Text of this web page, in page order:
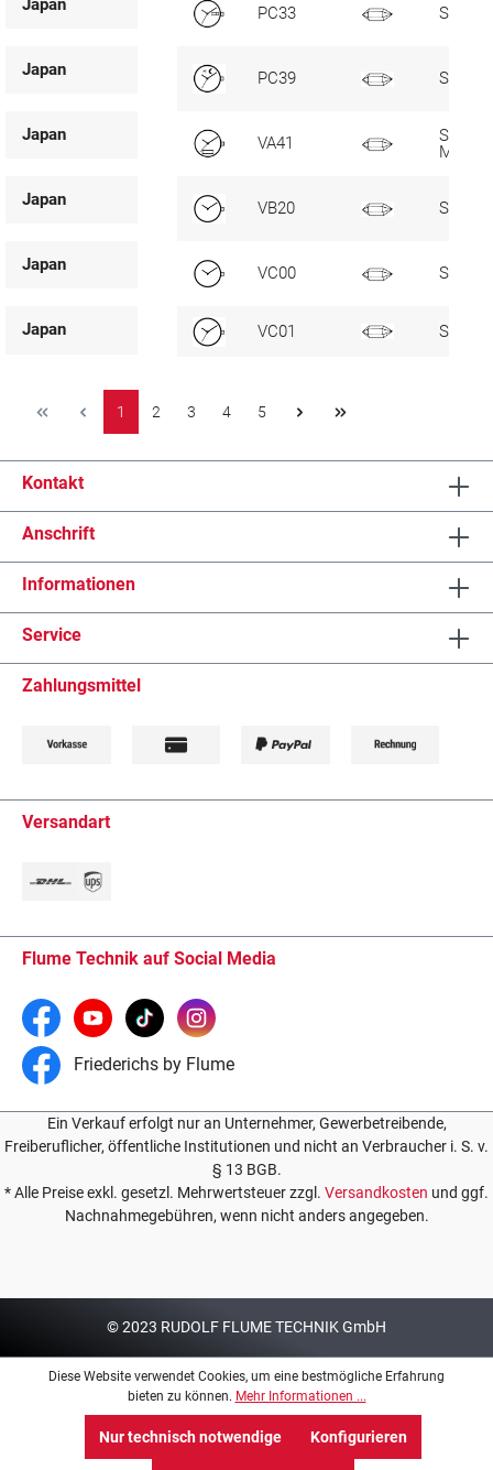
Japan PC33 SC,
Japan PC39 SC, T/
Japan VA41
SC,
Multi
Japan VB20
Japan VC00
Japan VC01 SC
1 2 3 4 5
Kontakt
Anschrift
Informationen
Service
Zahlungsmittel
Versandart
Flume Technik auf Social Media
Friederichs by Flume
Ein Verkauf erfolgt nur an Unternehmer, Gewerbetreibende,
Freiberuflicher, öffentliche Institutionen und nicht an Verbraucher i. S. v.
§ 13 BGB.
* Alle Preise exkl. gesetzl. Mehrwertsteuer zzgl. Versandkosten und ggf.
Nachnahmegebühren, wenn nicht anders angegeben.
© 2023 RUDOLF FLUME TECHNIK GmbH
Diese Website verwendet Cookies, um eine bestmögliche Erfahrung
bieten zu können. Mehr Informationen ...
Nur technisch notwendige Konfigurieren